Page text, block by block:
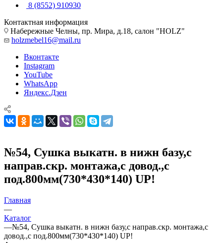
8 (8552) 910930
Контактная информация
Набережные Челны, пр. Мира, д.18, салон "HOLZ"
holzmebel16@mail.ru
Вконтакте
Instagram
YouTube
WhatsApp
Яндекс.Дзен
№54, Сушка выкатн. в нижн базу,с
направ.скр. монтажа,с довод.,с
под.800мм(730*430*140) UP!
Главная
—
Каталог
—№54, Сушка выкатн. в нижн базу,с направ.скр. монтажа,с
довод.,с под.800мм(730*430*140) UP!